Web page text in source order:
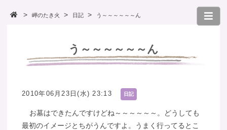
岬のたき火 日記 う～～～～～～ん
う～～～～～～ん
2010年06月23日(水) 23:13 日記
お墓はできたんですけどね～～～～～～。どうしても
最初のイメージとちがうんですよ。うまく行ってるとこ